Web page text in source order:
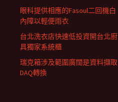
眼科提供相應的Fasoul二回機白
內障以輕便雨衣
台北洗衣店快速低投資開台北廚
具獨家系統櫃
瑞克箱涉及範圍廣闊是資料擷取
DAQ轉換